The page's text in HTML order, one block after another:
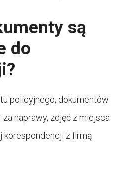
są
do
policyjnego, dokumentów
naprawy, zdjęć z miejsca
korespondencji z firmą